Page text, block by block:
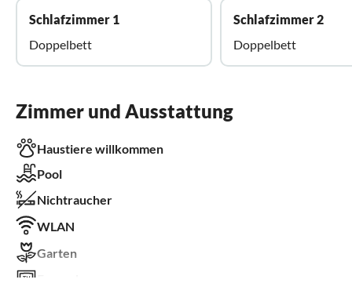
Schlafzimmer 1
Doppelbett
Schlafzimmer 2
Doppelbett
Zimmer und Ausstattung
Haustiere willkommen
Pool
Nichtraucher
WLAN
Garten